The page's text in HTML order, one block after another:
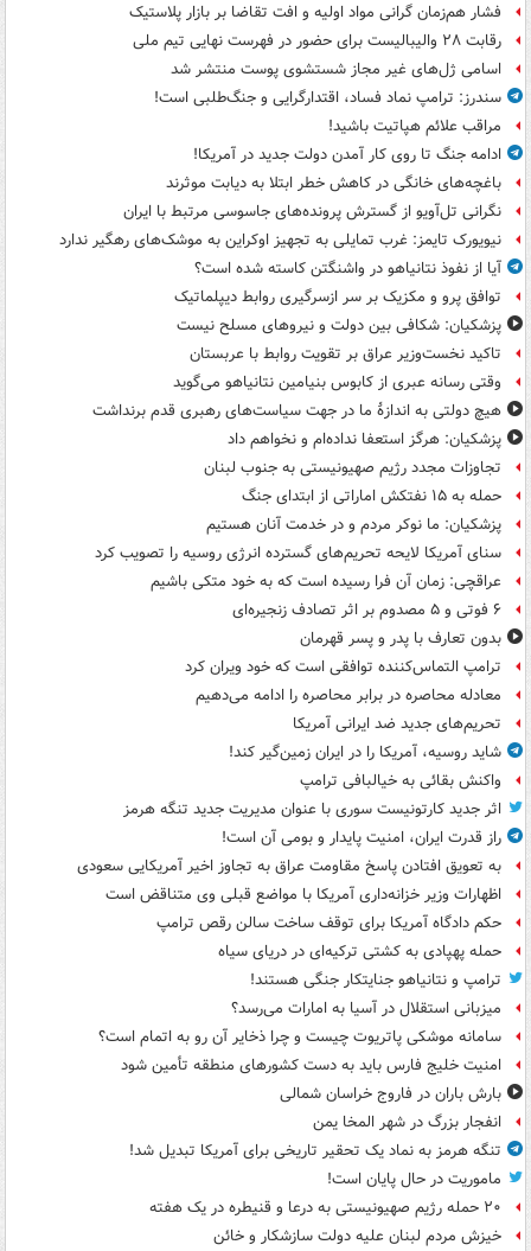
فشار هم‌زمان گرانی مواد اولیه و افت تقاضا بر بازار پلاستیک
رقابت ۲۸ والیبالیست برای حضور در فهرست نهایی تیم ملی
اسامی ژل‌های غیر مجاز شستشوی پوست منتشر شد
سندرز: ترامپ نماد فساد، اقتدارگرایی و جنگ‌طلبی است!
مراقب علائم هپاتیت باشید!
ادامه جنگ تا روی کار آمدن دولت جدید در آمریکا!
باغچه‌های خانگی در کاهش خطر ابتلا به دیابت موثرند
نگرانی تل‌آویو از گسترش پرونده‌های جاسوسی مرتبط با ایران
نیویورک تایمز: غرب تمایلی به تجهیز اوکراین به موشک‌های رهگیر ندارد
آیا از نفوذ نتانیاهو در واشنگتن کاسته شده است؟
توافق پرو و مکزیک بر سر ازسرگیری روابط دیپلماتیک
پزشکیان: شکافی بین دولت و نیروهای مسلح نیست
تاکید نخست‌وزیر عراق بر تقویت روابط با عربستان
وقتی رسانه عبری از کابوس بنیامین نتانیاهو می‌گوید
هیچ دولتی به اندازۀ ما در جهت سیاست‌های رهبری قدم برنداشت
پزشکیان: هرگز استعفا نداده‌ام و نخواهم داد
تجاوزات مجدد رژیم صهیونیستی به جنوب لبنان
حمله به ۱۵ نفتکش‌ اماراتی از ابتدای جنگ
پزشکیان: ما نوکر مردم و در خدمت آنان هستیم
سنای آمریکا لایحه تحریم‌های گسترده انرژی روسیه را تصویب کرد
عراقچی: زمان آن فرا رسیده است که به خود متکی باشیم
۶ فوتی و ۵ مصدوم بر اثر تصادف زنجیره‌ای
بدون تعارف با پدر و پسر قهرمان
ترامپ التماس‌کننده توافقی است که خود ویران کرد
معادله محاصره در برابر محاصره را ادامه می‌دهیم
تحریم‌های جدید ضد ایرانی آمریکا
شاید روسیه، آمریکا را در ایران زمین‌گیر کند!
واکنش بقائی به خیالبافی ترامپ
اثر جدید کارتونیست سوری با عنوان مدیریت جدید تنگه هرمز
راز قدرت ایران، امنیت پایدار و بومی آن است!
به تعویق افتادن پاسخ مقاومت عراق به تجاوز اخیر آمریکایی سعودی
اظهارات وزیر خزانه‌داری آمریکا با مواضع قبلی وی متناقض است
حکم دادگاه آمریکا برای توقف ساخت سالن رقص ترامپ
حمله پهپادی به کشتی ترکیه‌ای در دریای سیاه
ترامپ و نتانیاهو جنایتکار جنگی هستند!
میزبانی استقلال در آسیا به امارات می‌رسد؟
سامانه موشکی پاتریوت چیست و چرا ذخایر آن رو به اتمام است؟
امنیت خلیج فارس باید به دست کشورهای منطقه تأمین شود
بارش باران در فاروج خراسان شمالی
انفجار بزرگ در شهر المخا یمن
تنگه هرمز به نماد یک تحقیر تاریخی برای آمریکا تبدیل شد!
ماموریت در حال پایان است!
۲۰ حمله رژیم صهیونیستی به درعا و قنیطره در یک هفته
خیزش مردم لبنان علیه دولت سازشکار و خائن